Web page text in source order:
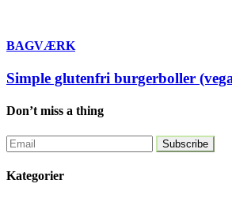
BAGVÆRK
Simple glutenfri burgerboller
Don’t miss a thing
Kategorier